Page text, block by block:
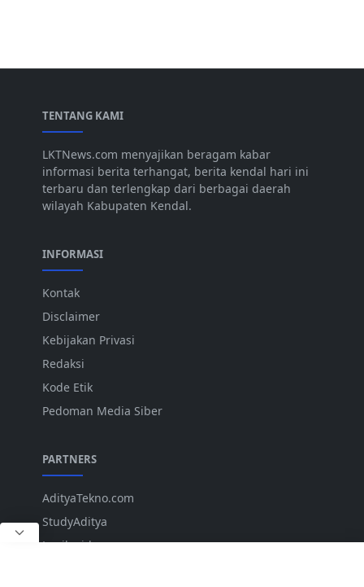
TENTANG KAMI
LKTNews.com menyajikan beragam kabar
informasi berita terhangat, berita kendal hari ini
terbaru dan terlengkap dari berbagai daerah
wilayah Kabupaten Kendal.
INFORMASI
Kontak
Disclaimer
Kebijakan Privasi
Redaksi
Kode Etik
Pedoman Media Siber
PARTNERS
AdityaTekno.com
StudyAditya
Lepiku.id